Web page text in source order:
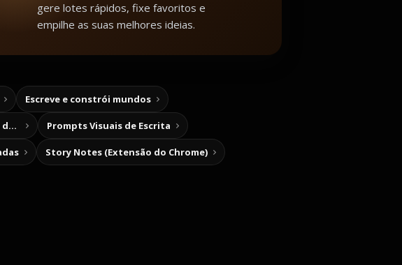
gere lotes rápidos, fixe favoritos e
empilhe as suas melhores ideias.
Escreve e constrói mundos
Cria as tuas próprias aventuras de escolha Prompts Visuais de Escrita
Story Notes (Extensão do Chrome)